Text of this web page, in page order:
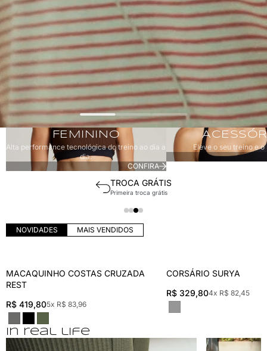
Feminino FEMININO
Alta performance tecnológica do treino ao dia a
dia.
CONFIRA
Acessórios
Eleve o seu treino e o
SUPORTE EXCLUSIVO
Consultoria via WhatsApp
NOVIDADES MAIS VENDIDOS
MACAQUINHO COSTAS CRUZADA
REST
R$ 419,805x R$ 83,96
CORSÁRIO SURYA
R$ 329,804x R$ 82,45
In real life